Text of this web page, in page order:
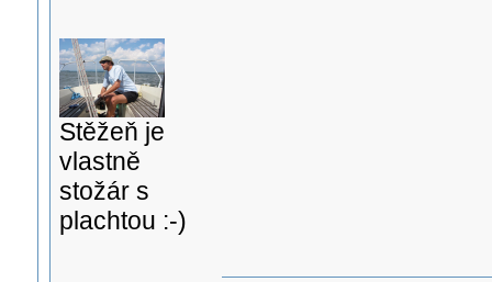
Stěžeň je
vlastně
stožár s
plachtou :-)